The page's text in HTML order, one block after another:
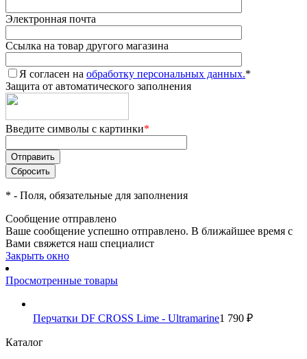
Электронная почта
Ссылка на товар другого магазина
Я согласен на обработку персональных данных.*
Защита от автоматического заполнения
Введите символы с картинки*
* - Поля, обязательные для заполнения
Сообщение отправлено
Ваше сообщение успешно отправлено. В ближайшее время с
Вами свяжется наш специалист
Закрыть окно
Просмотренные товары
Перчатки DF CROSS Lime - Ultramarine1 790 ₽
Каталог